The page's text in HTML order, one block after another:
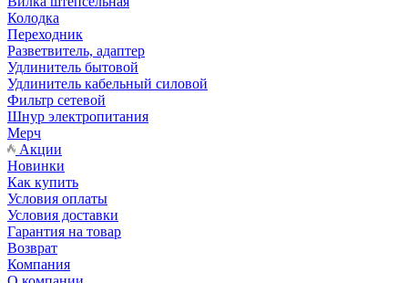
Колодка
Переходник
Разветвитель, адаптер
Удлинитель бытовой
Удлинитель кабельный силовой
Фильтр сетевой
Шнур электропитания
Мерч
Акции
Новинки
Как купить
Условия оплаты
Условия доставки
Гарантия на товар
Возврат
Компания